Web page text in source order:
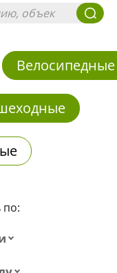
Велосипедные
по: